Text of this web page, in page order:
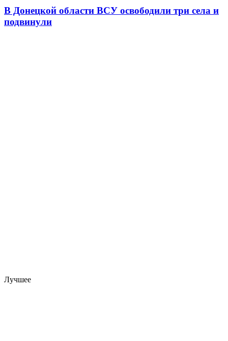
В Донецкой области ВСУ освободили три села и
подвинули
Лучшее